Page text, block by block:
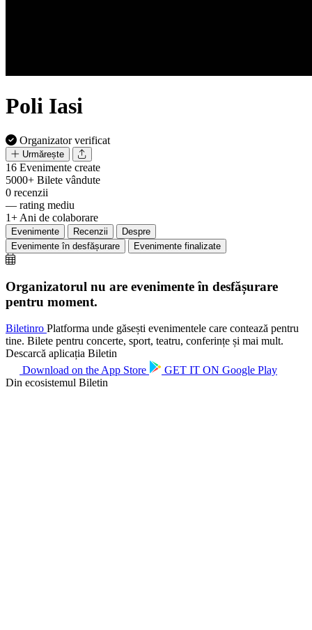
Poli Iasi
Organizator verificat
Urmărește
16 Evenimente create
5000+ Bilete vândute
0 recenzii
— rating mediu
1+ Ani de colaborare
Evenimente Recenzii
Despre
Evenimente în desfășurare
Evenimente finalizate
Organizatorul nu are evenimente în desfășurare
pentru moment.
Biletinro Platforma unde găsești evenimentele care contează pentru
tine. Bilete pentru concerte, sport, teatru, conferințe și mai mult.
Descarcă aplicația Biletin
Download on the App Store GET IT ON Google Play
Din ecosistemul Biletin